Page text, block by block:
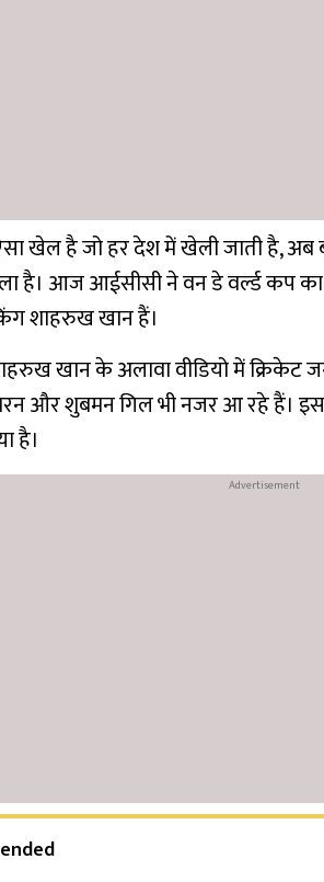
खेल है जो हर देश में खेली जाती है,
है। आज आईसीसी ने वन डे वर्ल्ड कप का
शाहरुख खान हैं।
खान के अलावा वीडियो में क्रिकेट
और शुबमन गिल भी नजर आ रहे हैं।
है।